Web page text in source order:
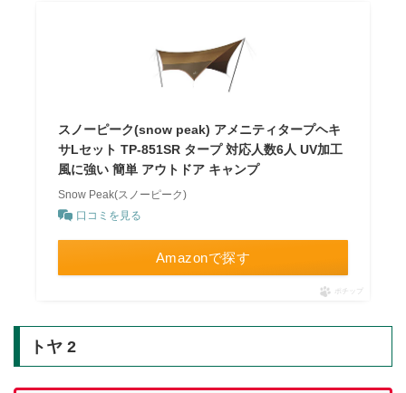
スノーピーク(snow peak) アメニティタープヘキ
サLセット TP-851SR タープ 対応人数6人 UV加工
風に強い 簡単 アウトドア キャンプ
Snow Peak(スノーピーク)
口コミを見る
Amazonで探す
ポチップ
トヤ 2